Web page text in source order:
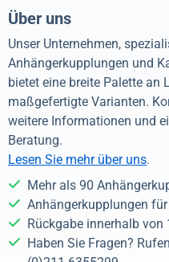
Über uns
Unser Unternehmen,
Anhängerkupplungen und
bietet eine breite Palette an
maßgefertigte Varianten.
weitere Informationen und
Beratung.
Lesen Sie mehr über uns.
Mehr als 90
Anhängerkupplungen
Rückgabe innerhalb von
Haben Sie Fragen?